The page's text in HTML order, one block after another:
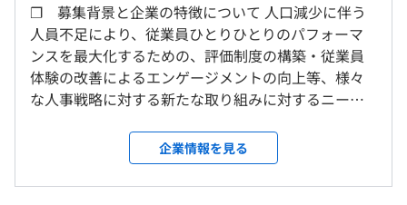
◆従業員エクスペリエンスクラウド『パルスサーベイ』
従業員と組織課題の可視化から、解決策の実行と持続的な
改善をサポート。
◆従業員エクスペリエンスクラウド『ストレスチェック』
メンタルヘルス不調の早期発見・予防をサポート。
従業員の健康経営を実現
＜雇入時＞
東京本社、および自宅
＜変更範囲＞
会社の定める場所（テレワークを行う場所を含む）
受動喫煙防止措置に関する事項
屋内の受動喫煙対策：屋内原則禁煙（喫煙室あり）
フレックスタイム制（コアタイム 11:00-16:00）
休憩時間：休憩時間：1時間自由取得
平均残業時間：平均10-20時間/月
❐ 募集背景と企業の特徴について 人口減少に伴う
人員不足により、従業員ひとりひとりのパフォーマ
ンスを最大化するための、評価制度の構築・従業員
体験の改善によるエンゲージメントの向上等、様々
な人事戦略に対する新たな取り組みに対するニーズ
の現場は、現状でも非効率でアナログな作業も多い
状況です。 そのため、HRTechクラウドの市場規模は
年平均31.8%増で成長を続け（2024年度以降推
企業情報を見る